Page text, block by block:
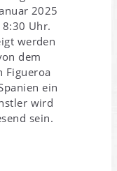
2025
Uhr.
werden
dem
Figueroa
ein
wird
sein.